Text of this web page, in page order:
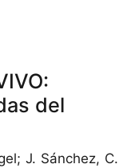
del
J. Sánchez, C.